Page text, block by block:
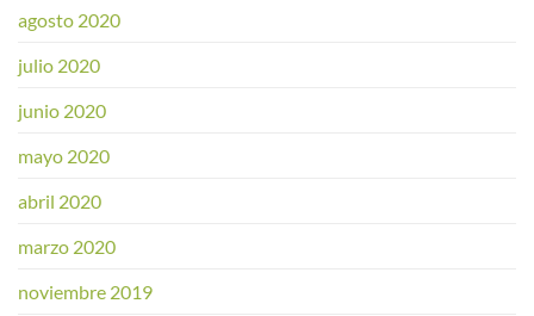
agosto 2020
julio 2020
junio 2020
mayo 2020
abril 2020
marzo 2020
noviembre 2019